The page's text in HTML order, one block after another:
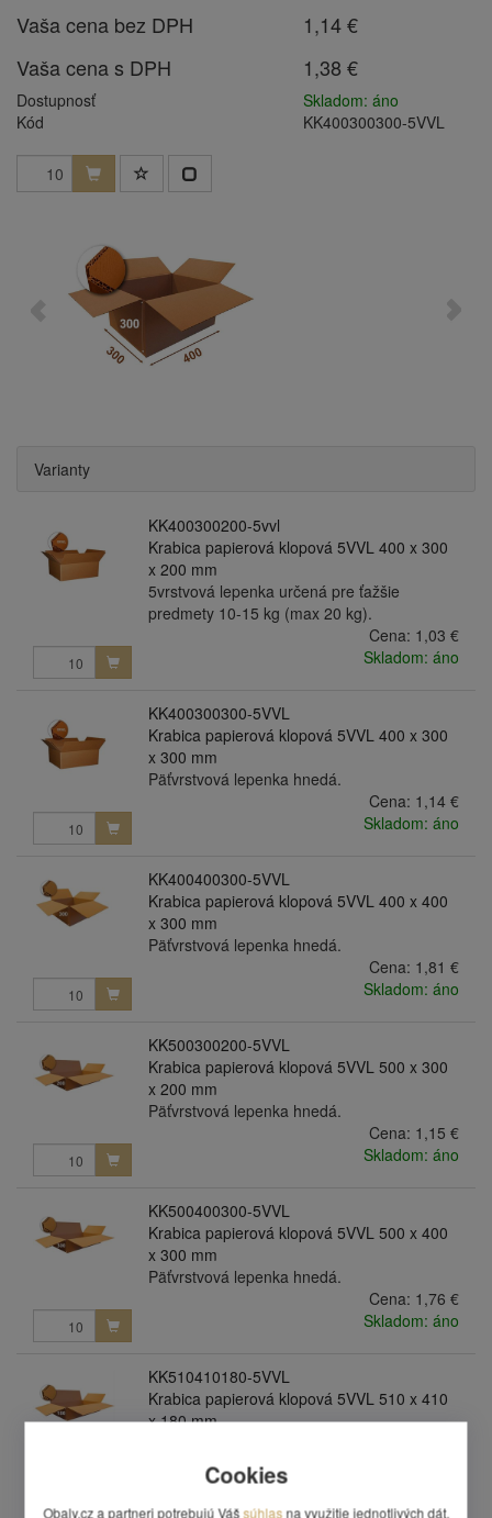
Vaša cena bez DPH
1,14 €
Vaša cena s DPH
1,38 €
Dostupnosť
Skladom: áno
Kód
KK400300300-5VVL
Varianty
KK400300200-5vvl
Krabica papierová klopová 5VVL 400 x 300
x 200 mm
5vrstvová lepenka určená pre ťažšie
predmety 10-15 kg (max 20 kg).
Cena: 1,03 €
Skladom: áno
KK400300300-5VVL
Krabica papierová klopová 5VVL 400 x 300
x 300 mm
Päťvrstvová lepenka hnedá.
Cena: 1,14 €
Skladom: áno
KK400400300-5VVL
Krabica papierová klopová 5VVL 400 x 400
x 300 mm
Päťvrstvová lepenka hnedá.
Cena: 1,81 €
Skladom: áno
KK500300200-5VVL
Krabica papierová klopová 5VVL 500 x 300
x 200 mm
Päťvrstvová lepenka hnedá.
Cena: 1,15 €
Skladom: áno
KK500400300-5VVL
Krabica papierová klopová 5VVL 500 x 400
x 300 mm
Päťvrstvová lepenka hnedá.
Cena: 1,76 €
Skladom: áno
KK510410180-5VVL
Krabica papierová klopová 5VVL 510 x 410
x 180 mm
Cookies
Obaly.cz a partneri potrebujú Vášsúhlas na využitie jednotlivých dát,